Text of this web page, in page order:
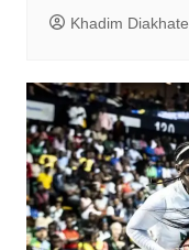
Khadim Diakhate